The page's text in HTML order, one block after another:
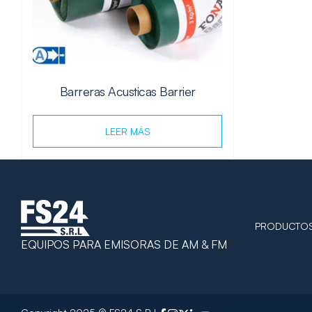
Barreras Acusticas Barrier
LEER MÁS
EQUIPOS PARA EMISORAS DE AM & FM